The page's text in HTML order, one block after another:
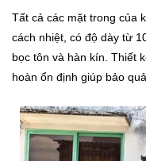
Tất cả các mặt trong của
cách nhiệt, có độ dày từ
bọc tôn và hàn kín. Thiết
hoàn ổn định giúp bảo